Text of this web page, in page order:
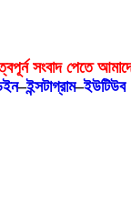
সংবাদ পেতে
–ইন্সটাগ্রাম–ইউটিউব